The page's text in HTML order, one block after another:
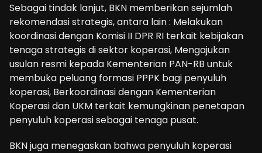
Sebagai tindak lanjut, BKN memberikan sejumlah
rekomendasi strategis, antara lain : Melakukan
koordinasi dengan Komisi II DPR RI terkait kebijakan
tenaga strategis di sektor koperasi, Mengajukan
usulan resmi kepada Kementerian PAN-RB untuk
membuka peluang formasi PPPK bagi penyuluh
koperasi, Berkoordinasi dengan Kementerian
Koperasi dan UKM terkait kemungkinan penetapan
penyuluh koperasi sebagai tenaga pusat.
BKN juga menegaskan bahwa penyuluh koperasi